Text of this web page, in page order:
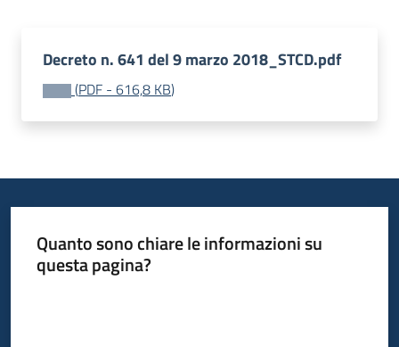
Decreto n. 641 del 9 marzo 2018_STCD.pdf
(PDF - 616,8 KB)
Quanto sono chiare le informazioni su
questa pagina?